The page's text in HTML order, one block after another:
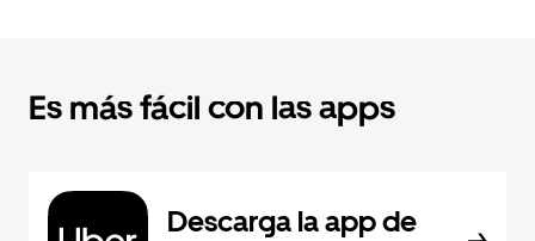
Es más fácil con las apps
Descarga la app de